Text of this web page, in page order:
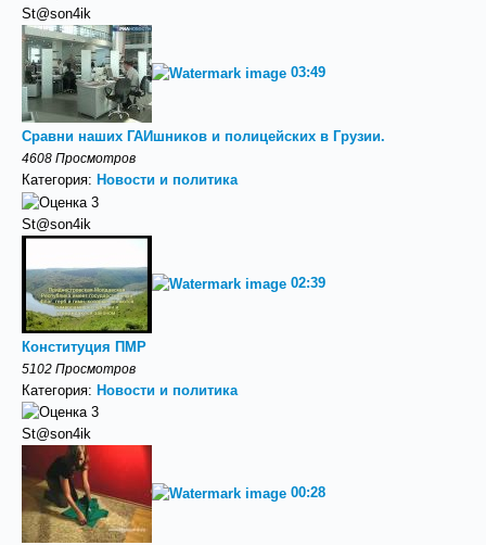
St@son4ik
03:49
Сравни наших ГАИшников и полицейских в Грузии.
4608 Просмотров
Категория: Новости и политика
St@son4ik
02:39
Конституция ПМР
5102 Просмотров
Категория: Новости и политика
St@son4ik
00:28